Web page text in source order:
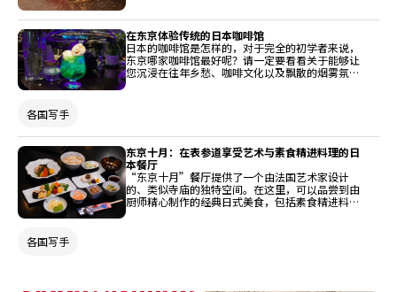
在东京体验传统的日本咖啡馆
日本的咖啡馆是怎样的，对于完全的初学者来说，
东京哪家咖啡馆最好呢？请一定要看看关于能够让
您沉浸在往年乡愁、咖啡文化以及飘散的烟雾氛围
各国写手
东京十月：在表参道享受艺术与素食精进料理的日
本餐厅
“东京十月”餐厅提供了一个由法国艺术家设计
的、类似寺庙的独特空间。在这里，可以品尝到由
厨师精心制作的经典日式美食，包括素食精进料理
各国写手